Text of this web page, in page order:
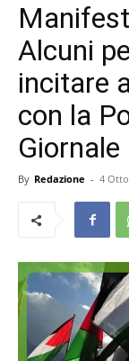
Alcuni
incitare
con la
Giornale
By Redazione - 4